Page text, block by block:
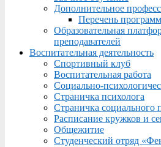
Дополнительное
Перечень
Образовательная
преподавателей
Воспитательная деятельность
Спортивный клуб
Воспитательная работа
Социально-
Страничка психолога
Страничка социального
Расписание кружков и
Общежитие
Студенческий отряд